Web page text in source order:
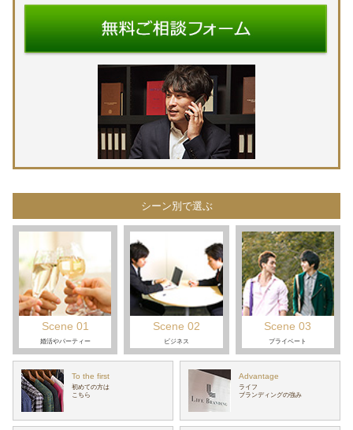
シーン別で選ぶ
Scene 01
婚活やパーティー
Scene 02
ビジネス
Scene 03
プライベート
To the first
初めての方は
こちら
Advantage
ライフ
ブランディングの強み